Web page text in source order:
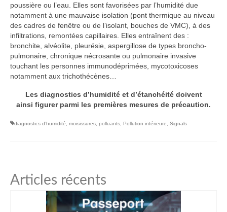
poussière ou l’eau. Elles sont favorisées par l’humidité due
notamment à une mauvaise isolation (pont thermique au niveau
des cadres de fenêtre ou de l’isolant, bouches de VMC), à des
infiltrations, remontées capillaires. Elles entraînent des :
bronchite, alvéolite, pleurésie, aspergillose de types broncho-
pulmonaire, chronique nécrosante ou pulmonaire invasive
touchant les personnes immunodéprimées, mycotoxicoses
notamment aux trichothécènes…
Les diagnostics d’humidité et d’étanchéité doivent
ainsi figurer parmi les premières mesures de précaution.
diagnostics d’humidité moisissures polluants Pollution intérieure Signals
Articles récents